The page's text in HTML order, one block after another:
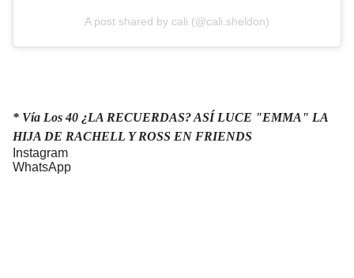
A post shared by cali (@cali.sheldon)
* Vía Los 40 ¿LA RECUERDAS? ASÍ LUCE "EMMA" LA
HIJA DE RACHELL Y ROSS EN FRIENDS
Instagram
WhatsApp